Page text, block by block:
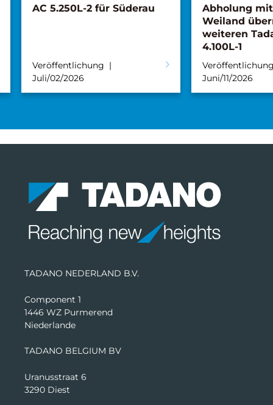
AC 5.250L-2 für Süderau
Veröffentlichung
Juli/02/2026
Abholung
Weiland
weiteren
4.100L-1
Juni/11/2026
TADANO NEDERLAND B.V.
Component 1
1446 WZ Purmerend
Niederlande
TADANO BELGIUM BV
Uranusstraat 6
3290 Diest